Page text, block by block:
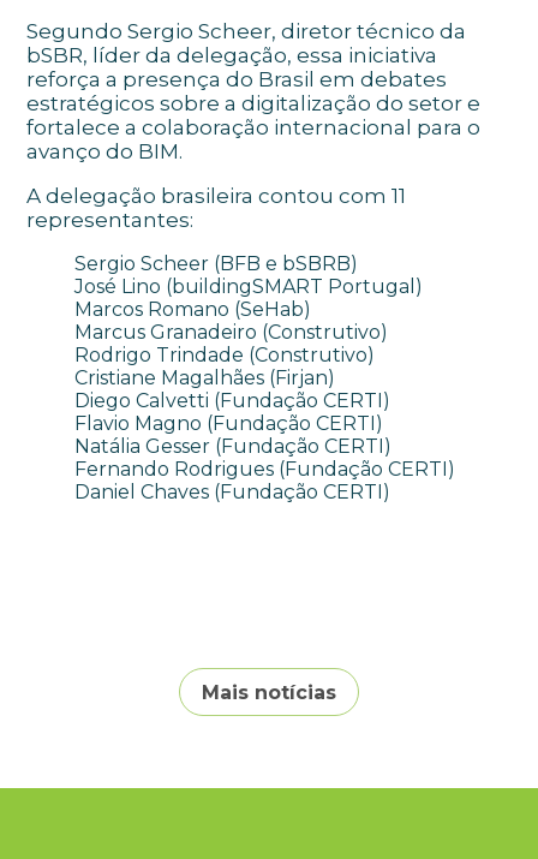
Segundo Sergio Scheer, diretor técnico da
bSBR, líder da delegação, essa iniciativa
reforça a presença do Brasil em debates
estratégicos sobre a digitalização do setor e
fortalece a colaboração internacional para o
avanço do BIM.
A delegação brasileira contou com 11
representantes:
Sergio Scheer (BFB e bSBRB)
José Lino (buildingSMART Portugal)
Marcos Romano (SeHab)
Marcus Granadeiro (Construtivo)
Rodrigo Trindade (Construtivo)
Cristiane Magalhães (Firjan)
Diego Calvetti (Fundação CERTI)
Flavio Magno (Fundação CERTI)
Natália Gesser (Fundação CERTI)
Fernando Rodrigues (Fundação CERTI)
Daniel Chaves (Fundação CERTI)
Mais notícias